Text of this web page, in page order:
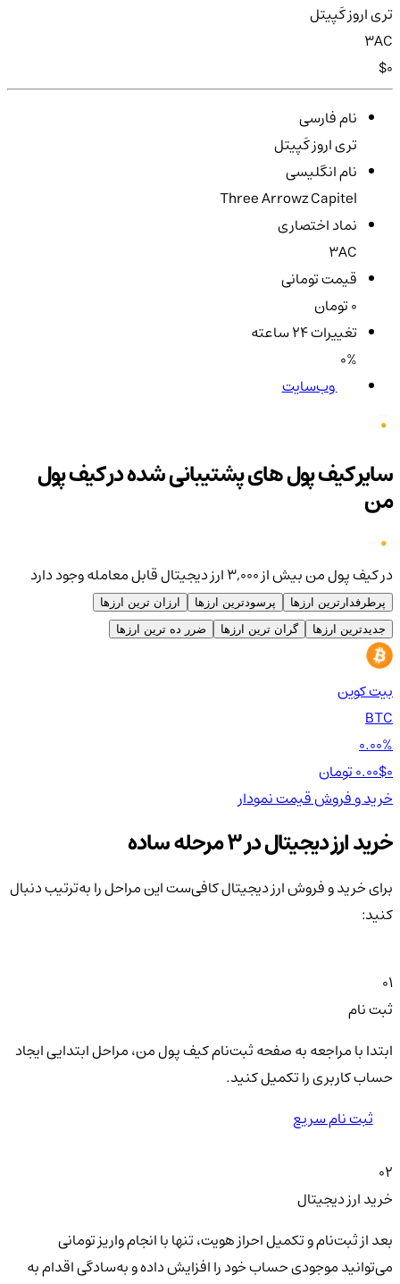
تری اروز کَپیتل
3AC
$0
نام فارسی
تری اروز کَپیتل
نام انگلیسی
Three Arrowz Capitel
نماد اختصاری
3AC
قیمت تومانی
تغییرات ۲۴ ساعته
0%
وب‌سایت
سایر کیف پول های پشتیبانی شده در کیف پول
من
در کیف پول من بیش از ۳,۰۰۰ ارز دیجیتال قابل معامله وجود دارد
پرطرفدارترین ارزها پرسودترین ارزها
ارزان ترین ارزها
جدیدترین ارزها
گران ترین ارزها ضرر ده ترین ارزها
بیت کوین
BTC
0.00%
0.00$
خرید و فروشقیمتنمودار
خرید ارز دیجیتال در 3 مرحله ساده
برای خرید و فروش ارز دیجیتال کافی‌ست این مراحل را به‌ترتیب دنبال
کنید:
01
ثبت نام
ابتدا با مراجعه به صفحه ثبت‌نام کیف‌ پول من، مراحل ابتدایی ایجاد
حساب کاربری را تکمیل کنید.
ثبت نام سریع
02
خرید ارز دیجیتال
بعد از ثبت‌نام و تکمیل احراز هویت، تنها با انجام واریز تومانی
می‌توانید موجودی حساب خود را افزایش داده و به‌سادگی اقدام به